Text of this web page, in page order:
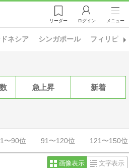
リーダー ログイン メニュー
ネシア シンガポール フィリピン
急上昇 新着
〜90位 91〜120位 121〜150位
画像表示 文字表示